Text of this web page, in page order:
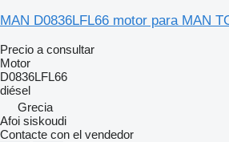
MAN D0836LFL66 motor para MAN
Precio a consultar
Motor
D0836LFL66
diésel
Grecia
Afoi siskoudi
Contacte con el vendedor